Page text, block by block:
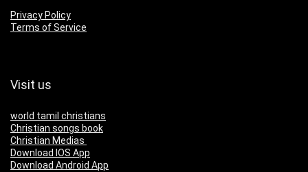
Privacy Policy
Terms of Service
Visit us
world tamil christians
Christian songs book
Christian Medias
Download IOS App
Download Android App